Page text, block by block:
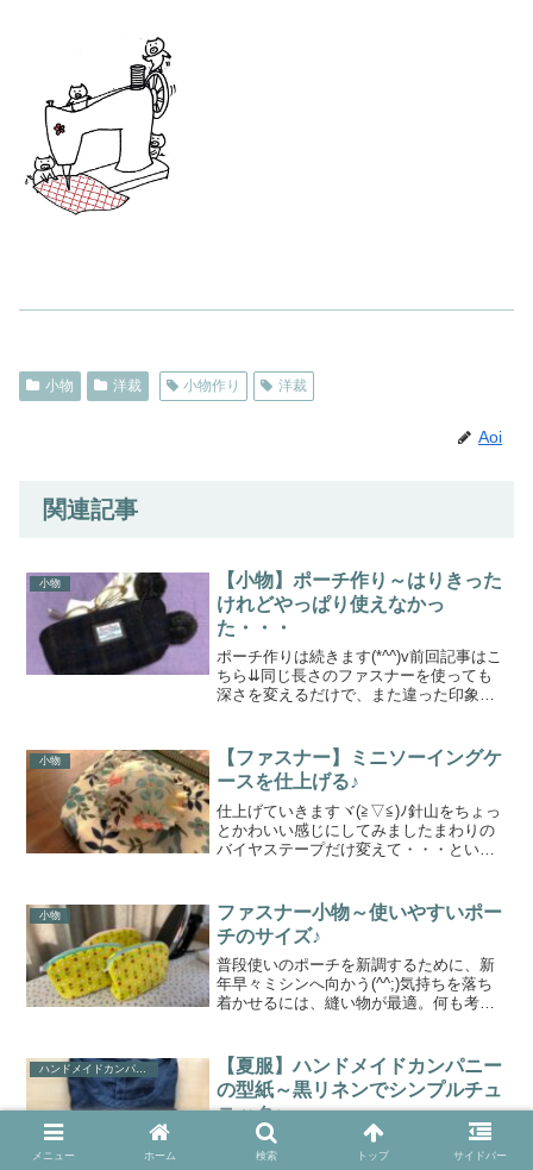
小物 洋裁 小物作り 洋裁
Aoi
関連記事
小物
【小物】ポーチ作り～はりきった
けれどやっぱり使えなかっ
た・・・
ポーチ作りは続きます(*^^)v前回記事はこ
ちら⇊同じ長さのファスナーを使っても
深さを変えるだけで、また違った印象に
地がセットになっているものを使用して
ます何を作るのか...
小物
【ファスナー】ミニソーイングケ
ースを仕上げる♪
仕上げていきますヾ(≧▽≦)ﾉ針山をちょっ
とかわいい感じにしてみましたまわりの
バイヤステープだけ変えて・・・という
きるようにと考えたのですが結局使いま
せん(。-`ω-)正直、...
小物
ファスナー小物～使いやすいポー
チのサイズ♪
普段使いのポーチを新調するために、新
年早々ミシンへ向かう(^^;)気持ちを落ち
着かせるには、縫い物が最適。何も考え
つけたかわいいチューリップ柄の手ぬぐ
い♪今年は攻めて...
【夏服】ハンドメイドカンパニー
の型紙～黒リネンでシンプルチュ
ニック♪
愛用しているハンドメイドカンパニーの
型紙～アレンジした←ちょっとだけねチ
メニュー ホーム 検索 トップ サイドバー